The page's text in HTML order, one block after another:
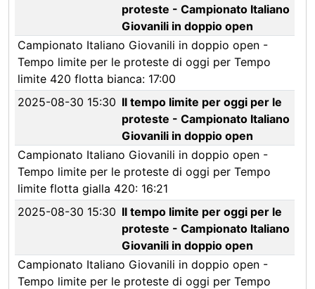
proteste - Campionato Italiano
Giovanili in doppio open
Campionato Italiano Giovanili in doppio open -
Tempo limite per le proteste di oggi per Tempo
limite 420 flotta bianca: 17:00
2025-08-30 15:30 Il tempo limite per oggi per le
proteste - Campionato Italiano
Giovanili in doppio open
Campionato Italiano Giovanili in doppio open -
Tempo limite per le proteste di oggi per Tempo
limite flotta gialla 420: 16:21
2025-08-30 15:30 Il tempo limite per oggi per le
proteste - Campionato Italiano
Giovanili in doppio open
Campionato Italiano Giovanili in doppio open -
Tempo limite per le proteste di oggi per Tempo